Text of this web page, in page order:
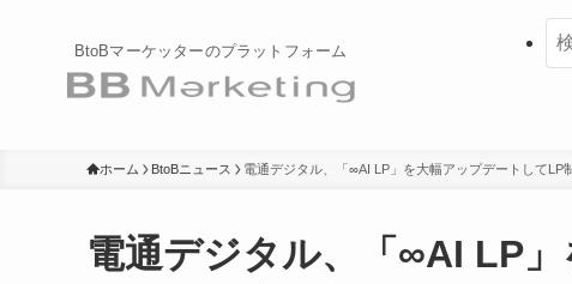
BtoBマーケッターのプラットフォーム
ホーム BtoBニュース 電通デジタル、「∞AI LP」を大幅アップデートしてLP
電通デジタル、「∞AI LP